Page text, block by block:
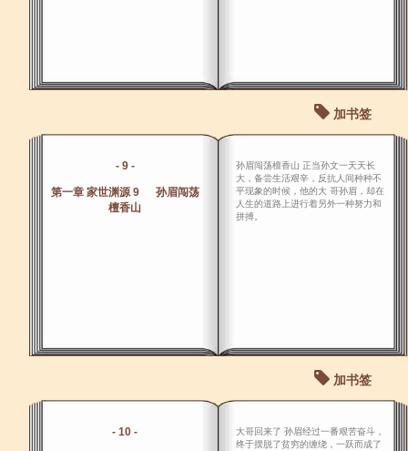
加书签
- 9 -
第一章 家世渊源 9 孙眉闯荡
檀香山
孙眉闯荡檀香山 正当孙文一天天长
大，备尝生活艰辛，反抗人间种种不
平现象的时候，他的大 哥孙眉，却在
人生的道路上进行着另外一种努力和
拼搏。
加书签
- 10 -
大哥回来了 孙眉经过一番艰苦奋斗，
终于摆脱了贫穷的缠绕，一跃而成了